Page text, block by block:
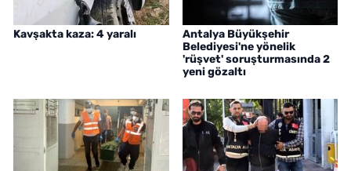
Kavşakta kaza: 4 yaralı
Antalya Büyükşehir
Belediyesi'ne yönelik
'rüşvet' soruşturmasında 2
yeni gözaltı